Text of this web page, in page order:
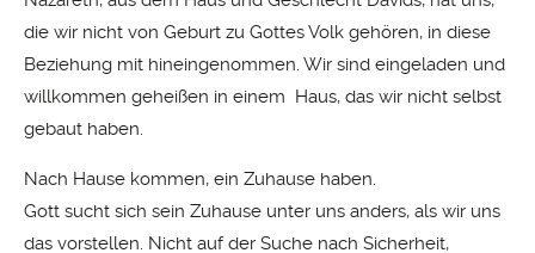
die wir nicht von Geburt zu Gottes Volk gehören, in diese
Beziehung mit hineingenommen. Wir sind eingeladen und
willkommen geheißen in einem Haus, das wir nicht selbst
gebaut haben.
Nach Hause kommen, ein Zuhause haben.
Gott sucht sich sein Zuhause unter uns anders, als wir uns
das vorstellen. Nicht auf der Suche nach Sicherheit,